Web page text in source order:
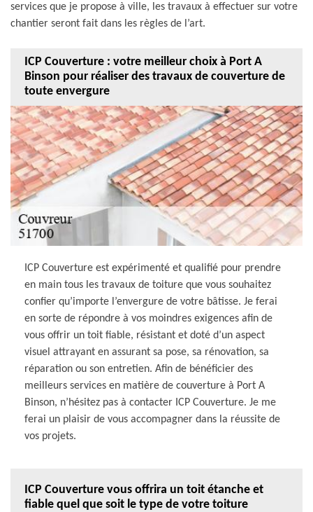
services que je propose à ville, les travaux à effectuer sur votre
chantier seront fait dans les règles de l’art.
ICP Couverture : votre meilleur choix à Port A
Binson pour réaliser des travaux de couverture de
toute envergure
ICP Couverture est expérimenté et qualifié pour prendre
en main tous les travaux de toiture que vous souhaitez
confier qu’importe l’envergure de votre bâtisse. Je ferai
en sorte de répondre à vos moindres exigences afin de
vous offrir un toit fiable, résistant et doté d’un aspect
visuel attrayant en assurant sa pose, sa rénovation, sa
réparation ou son entretien. Afin de bénéficier des
meilleurs services en matière de couverture à Port A
Binson, n’hésitez pas à contacter ICP Couverture. Je me
ferai un plaisir de vous accompagner dans la réussite de
vos projets.
ICP Couverture vous offrira un toit étanche et
fiable quel que soit le type de votre toiture